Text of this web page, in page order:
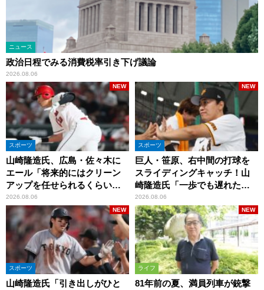
ニュース
政治日程でみる消費税率引き下げ議論
2026.08.06
スポーツ
山崎隆造氏、広島・佐々木に
エール「将来的にはクリーン
アップを任せられるくらいま
では成長して」
2026.08.06
NEW
スポーツ
巨人・笹原、右中間の打球を
スライディングキャッチ！山
崎隆造氏「一歩でも遅れた
ら…」
2026.08.06
NEW
スポーツ
山崎隆造氏「引き出しがひと
NEW
ライフ
81年前の夏、満員列車が銃撃
NEW